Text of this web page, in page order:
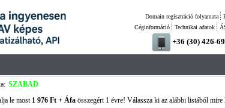
Domain regisztráció folyamata
Technikai adatok
Céginformáció
+36 (30) 426-
SZABAD
le most 1 976 Ft + Áfaösszegért 1 évre! Válassza ki az alábbi listából mire